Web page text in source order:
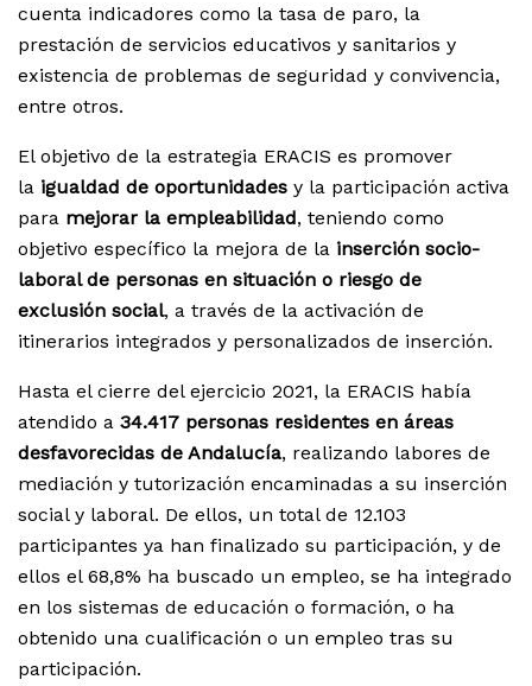
cuenta indicadores como la tasa de paro, la
prestación de servicios educativos y sanitarios y
existencia de problemas de seguridad y convivencia,
entre otros.
El objetivo de la estrategia ERACIS es promover
la igualdad de oportunidades y la participación activa
para mejorar la empleabilidad, teniendo como
objetivo específico la mejora de la inserción socio-
laboral de personas en situación o riesgo de
exclusión social, a través de la activación de
itinerarios integrados y personalizados de inserción.
Hasta el cierre del ejercicio 2021, la ERACIS había
atendido a 34.417 personas residentes en áreas
desfavorecidas de Andalucía, realizando labores de
mediación y tutorización encaminadas a su inserción
social y laboral. De ellos, un total de 12.103
participantes ya han finalizado su participación, y de
ellos el 68,8% ha buscado un empleo, se ha integrado
en los sistemas de educación o formación, o ha
obtenido una cualificación o un empleo tras su
participación.